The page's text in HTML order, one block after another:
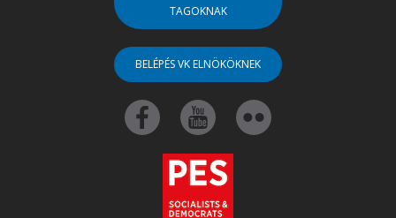
TAGOKNAK
BELÉPÉS VK ELNÖKÖKNEK